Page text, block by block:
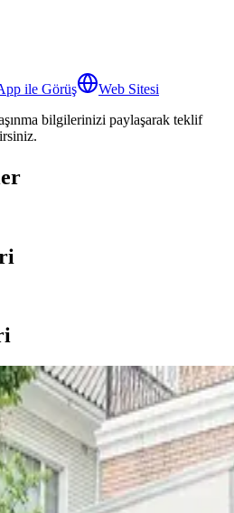
ile Görüş
Web Sitesi
bilgilerinizi paylaşarak teklif